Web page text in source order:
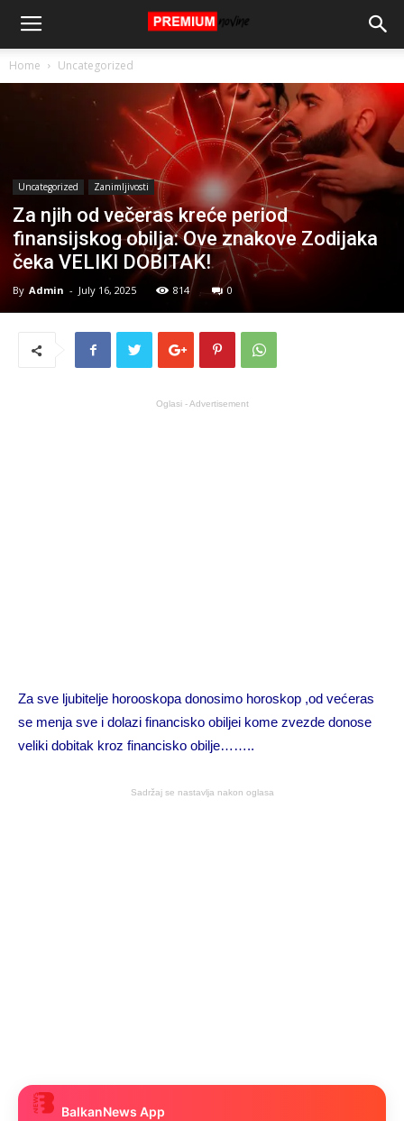
Home Uncategorized
Uncategorized Zanimljivosti
Za njih od večeras kreće period
finansijskog obilja: Ove znakove Zodijaka
čeka VELIKI DOBITAK!
By Admin - July 16, 2025 814 0
Oglasi - Advertisement
Za sve ljubitelje horooskopa donosimo horoskop ,od većeras
se menja sve i dolazi financisko obiljei kome zvezde donose
veliki dobitak kroz financisko obilje……..
Sadržaj se nastavlja nakon oglasa
BalkanNews App